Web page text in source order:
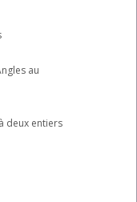
au
deux entiers